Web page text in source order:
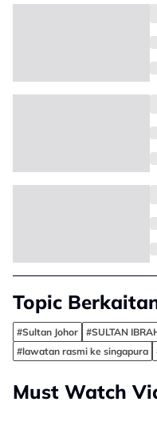
Topic
#Sultan Johor
#SULTAN
#lawatan rasmi ke singapura
Must Watch